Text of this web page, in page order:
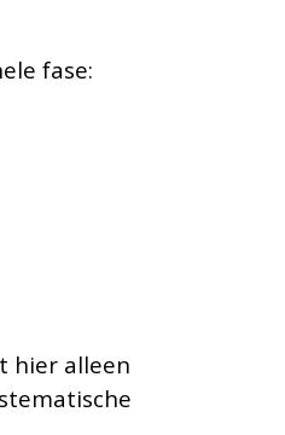
fase:
hier alleen